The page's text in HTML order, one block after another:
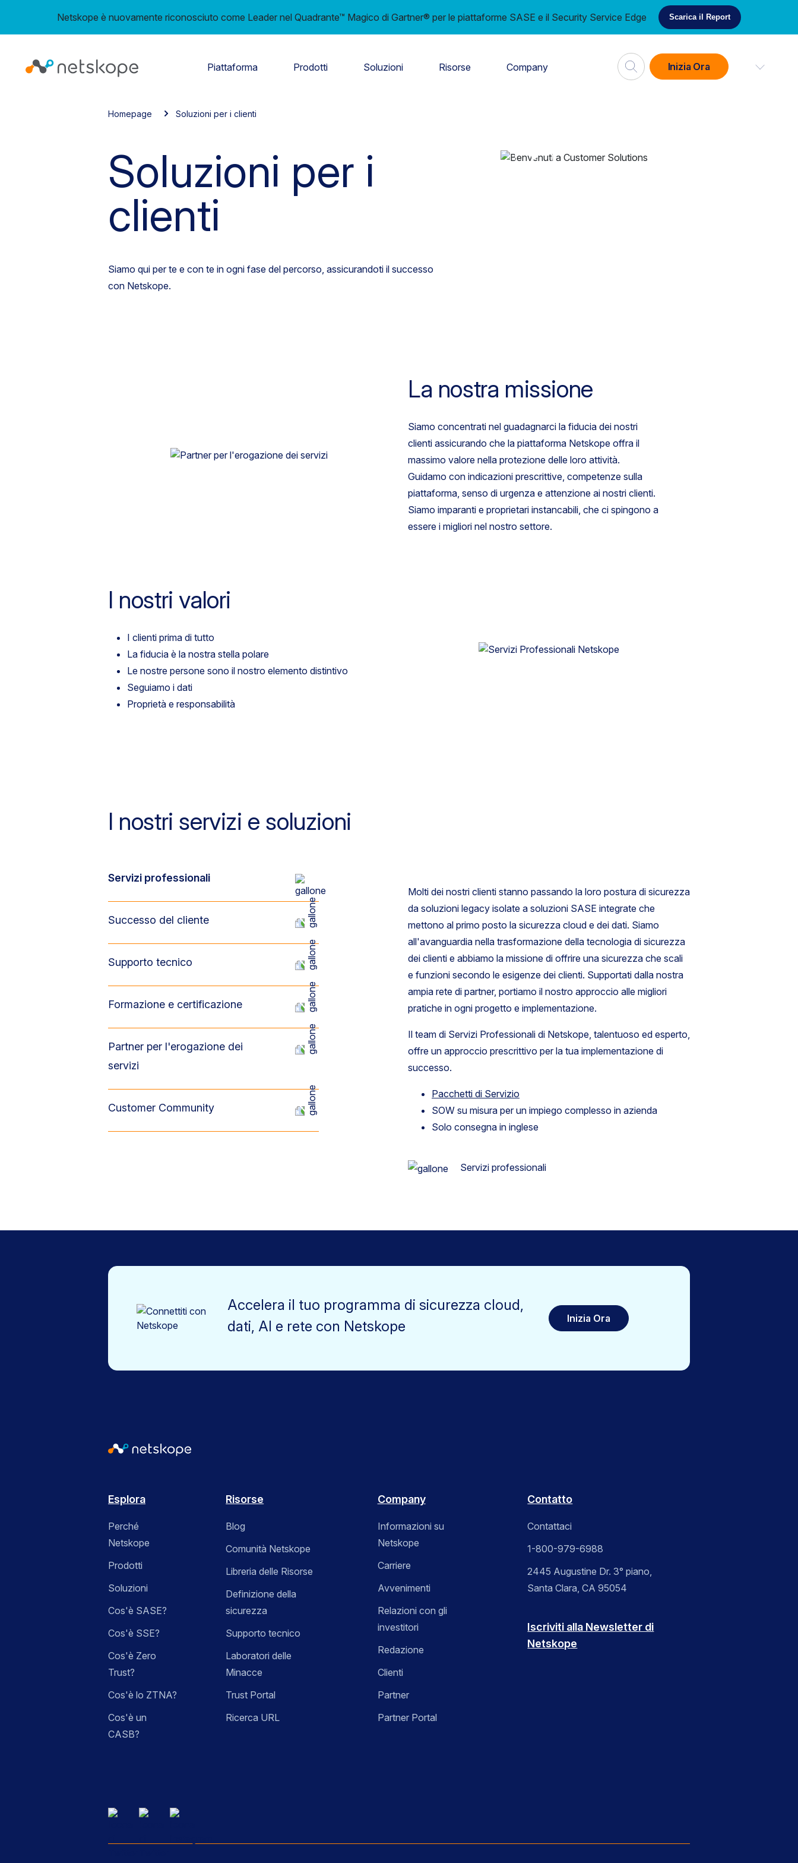
Netskope è nuovamente riconosciuto come Leader nel Quadrante™ Magico di Gartner® per le piattaforme SASE e il Security Service Edge Scarica il Report
Piattaforma Prodotti Soluzioni Risorse Company Inizia Ora
Homepage Soluzioni per i clienti
Soluzioni per i
clienti
Siamo qui per te e con te in ogni fase del percorso, assicurandoti il successo
con Netskope.
La nostra missione
Siamo concentrati nel guadagnarci la fiducia dei nostri
clienti assicurando che la piattaforma Netskope offra il
massimo valore nella protezione delle loro attività.
Guidamo con indicazioni prescrittive, competenze sulla
piattaforma, senso di urgenza e attenzione ai nostri clienti.
Siamo imparanti e proprietari instancabili, che ci spingono a
essere i migliori nel nostro settore.
I nostri valori
I clienti prima di tutto
La fiducia è la nostra stella polare
Le nostre persone sono il nostro elemento distintivo
Seguiamo i dati
Proprietà e responsabilità
I nostri servizi e soluzioni
Servizi professionali
Successo del cliente
Supporto tecnico
Formazione e certificazione
Partner per l'erogazione dei
servizi
Customer Community
Molti dei nostri clienti stanno passando la loro postura di sicurezza
da soluzioni legacy isolate a soluzioni SASE integrate che
mettono al primo posto la sicurezza cloud e dei dati. Siamo
all'avanguardia nella trasformazione della tecnologia di sicurezza
dei clienti e abbiamo la missione di offrire una sicurezza che scali
e funzioni secondo le esigenze dei clienti. Supportati dalla nostra
ampia rete di partner, portiamo il nostro approccio alle migliori
pratiche in ogni progetto e implementazione.
Il team di Servizi Professionali di Netskope, talentuoso ed esperto,
offre un approccio prescrittivo per la tua implementazione di
successo.
Pacchetti di Servizio
SOW su misura per un impiego complesso in azienda
Solo consegna in inglese
Servizi professionali
Accelera il tuo programma di sicurezza cloud,
dati, AI e rete con Netskope
Inizia Ora
Esplora
Perché
Netskope
Prodotti
Soluzioni
Cos'è SASE?
Cos'è SSE?
Cos'è Zero
Trust?
Cos'è lo ZTNA?
Cos'è un
CASB?
Risorse
Blog
Comunità Netskope
Libreria delle Risorse
Definizione della
sicurezza
Supporto tecnico
Laboratori delle
Minacce
Trust Portal
Ricerca URL
Company
Informazioni su
Netskope
Carriere
Avvenimenti
Relazioni con gli
investitori
Redazione
Clienti
Partner
Partner Portal
Contatto
Contattaci
1-800-979-6988
2445 Augustine Dr. 3° piano,
Santa Clara, CA 95054
Iscriviti alla Newsletter di
Netskope